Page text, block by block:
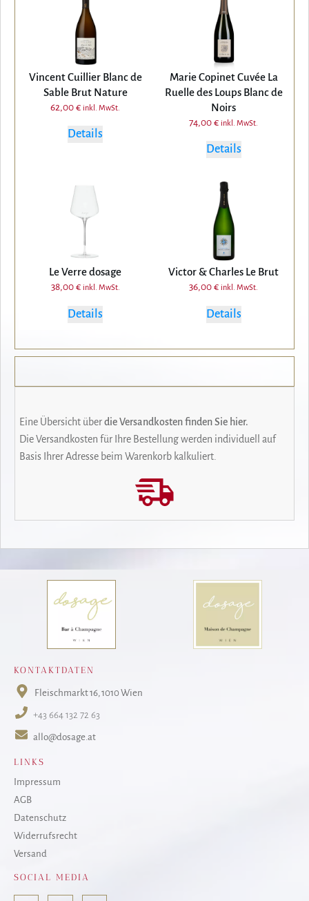
Vincent Cuillier Blanc de
Sable Brut Nature
62,00€ inkl. MwSt.
Details
Marie Copinet Cuvée La
Ruelle des Loups Blanc de
Noirs
74,00€ inkl. MwSt.
Details
Le Verre dosage
38,00 € inkl. MwSt.
Details
Victor & Charles Le Brut
36,00€ inkl. MwSt.
Details
Eine Übersicht überdie Versandkosten finden Sie hier.
Die Versandkosten für Ihre Bestellung werden individuell auf
Basis Ihrer Adresse beim Warenkorb kalkuliert.
KONTAKTDATEN
Fleischmarkt 16 , 1010 Wien
+43 664 132 72 63
allo@dosage.at
LINKS
Impressum
AGB
Datenschutz
Widerrufsrecht
Versand
SOCIAL MEDIA